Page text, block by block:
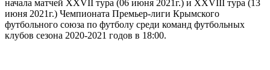
начала матчей XXVII тура (06 июня 2021г.) и XXVIII тура (13
июня 2021г.) Чемпионата Премьер-лиги Крымского
футбольного союза по футболу среди команд футбольных
клубов сезона 2020-2021 годов в 18:00.